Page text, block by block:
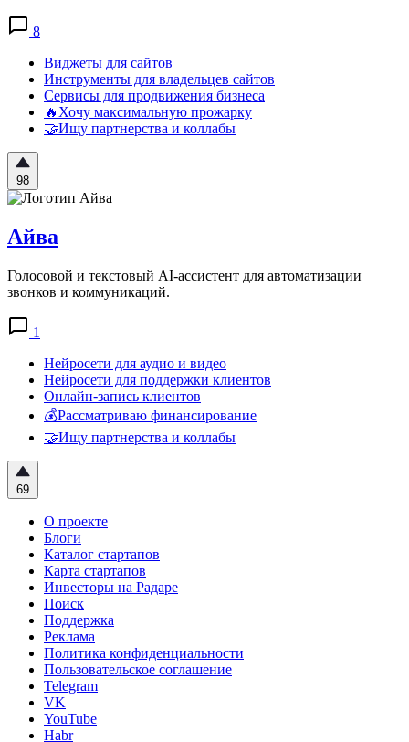
8
Виджеты для сайтов
Инструменты для владельцев сайтов
Сервисы для продвижения бизнеса
🔥Хочу максимальную прожарку
🤝Ищу партнерства и коллабы
98
Айва
Голосовой и текстовый AI-ассистент для автоматизации
звонков и коммуникаций.
1
Нейросети для аудио и видео
Нейросети для поддержки клиентов
Онлайн-запись клиентов
💰Рассматриваю финансирование
🤝Ищу партнерства и коллабы
69
О проекте
Блоги
Каталог стартапов
Карта стартапов
Инвесторы на Радаре
Поиск
Поддержка
Реклама
Политика конфиденциальности
Пользовательское соглашение
Telegram
VK
YouTube
Habr